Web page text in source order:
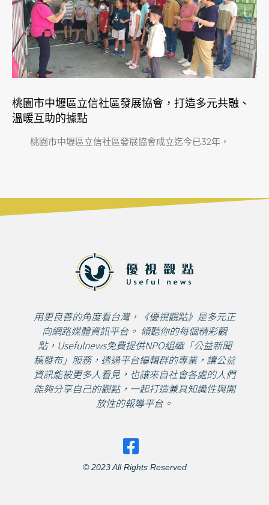
桃園市中壢區立信社區發展協會，打造多元共融、
溫暖互助的據點
桃園市中壢區立信社區發展協會成立迄今已32年，
用更良善的角度看台灣，《優視觀點》是多元正
向網路媒體資訊平台。 傾聽你的每個精彩觀
點，Usefulnews免費提供NPO組織「公益新聞
稿發布」服務，透過平台編輯群的專業，讓公益
資訊能被更多人看見，也讓來自社會各處的人們
能夠分享自己的觀點，一起打造兼具知識性與開
放性的報導平台。
© 2023 All Rights Reserved